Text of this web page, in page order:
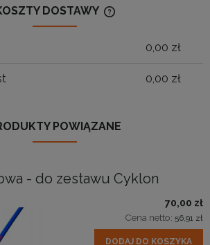
DOSTAWY
0,00 zł
0,00 zł
POWIĄZANE
- do zestawu Cyklon
70,00 zł
Cena netto: 56,91 zł
DODAJ DO KOSZYKA